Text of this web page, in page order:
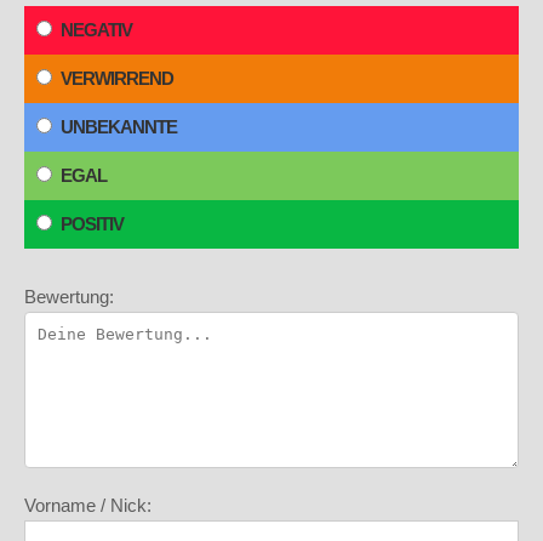
NEGATIV
VERWIRREND
UNBEKANNTE
EGAL
POSITIV
Bewertung:
Vorname / Nick: